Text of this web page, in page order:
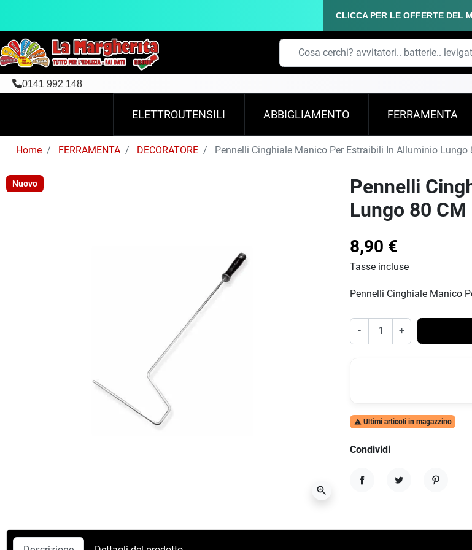
CLICCA PER LE OFFERTE DEL
0141 992 148
ELETTROUTENSILI ABBIGLIAMENTO FERRAMENTA
Home FERRAMENTA DECORATORE Pennelli Cinghiale Manico Per Estraibili In Alluminio Lungo
Nuovo
zoom_in
Pennelli
Lungo 80
8,90 €
Tasse incluse
Pennelli Cinghiale Manico
- +
 Ultimi articoli in magazzino
Condividi